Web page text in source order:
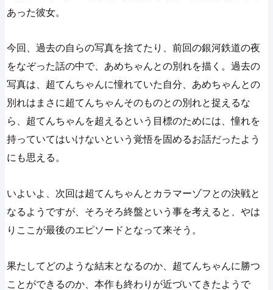
あった彼女。
今回、過去の自らの写真を捨てたり、前回の銀河鉄道の夜
をなぞった話の中で、あめちゃんとの別れを描く。過去の
写真は、超てんちゃんに憧れていた自分、あめちゃんとの
別れはまさに超てんちゃんそのものとの別れと捉えるな
ら、超てんちゃんを超えるという目標のためには、憧れを
持っていてはいけないという覚悟を固めるお話だったよう
にも思える。
いよいよ、次回は超てんちゃんとカラマーゾフとの決戦と
なるようですが、そろそろ終盤という事を考えると、やは
りここが最後のエピソードとなって来そう。
果たしてどのような結末となるのか、超てんちゃんに勝つ
ことができるのか、本作も終わりが近づいてきたようで